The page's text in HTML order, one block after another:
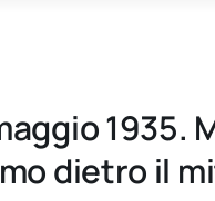
1935.
dietro il